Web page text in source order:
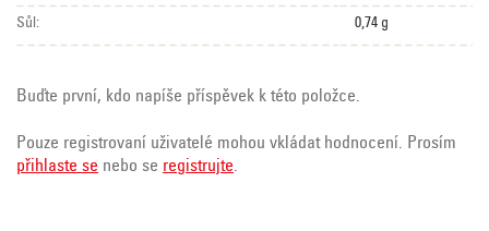
Sůl: 0,74 g
Buďte první, kdo napíše příspěvek k této položce.
Pouze registrovaní uživatelé mohou vkládat hodnocení. Prosím
přihlaste se nebo se registrujte.